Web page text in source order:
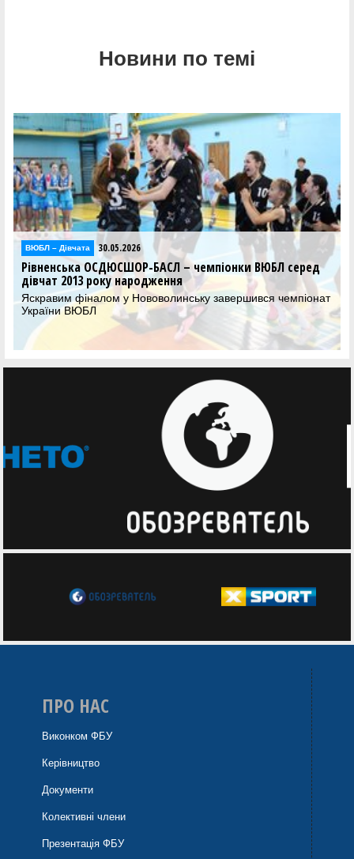
Новини по темі
ВЮБЛ – Дiвчата 30.05.2026
Рівненська ОСДЮСШОР-БАСЛ – чемпіонки ВЮБЛ серед
дівчат 2013 року народження
Яскравим фіналом у Нововолинську завершився чемпіонат
України ВЮБЛ
ПРО НАС
Виконком ФБУ
Керівництво
Документи
Колективні члени
Презентація ФБУ